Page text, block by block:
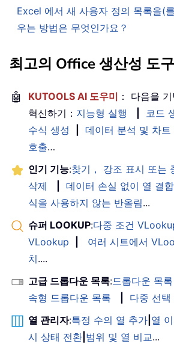
Excel 에서 새 사용자 정의 목록을(
우는 방법은 무엇인가요？
최고의 Office 생산성 도구
🤖 KUTOOLS AI 도우미 ： 다음을
혁신하기： 지능형 실행 코드
수식 생성
데이터 분석 및 차트
호출…
인기 기능:찾기， 강조 표시 또는
삭제
데이터 손실 없이 열 결
식을 사용하지 않는 반올림...
슈퍼 LOOKUP:다중 조건
VLookup
여러 시트에서
치....
고급 드롭다운 목록:드롭다운 목
속형 드롭다운 목록
다중 선
열 관리자:특정 수의 열 추가 열
시 상태 전환 범위 및 열 비교...